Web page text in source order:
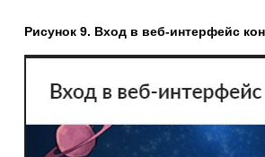
Рисунок 9. Вход в веб-интерфейс